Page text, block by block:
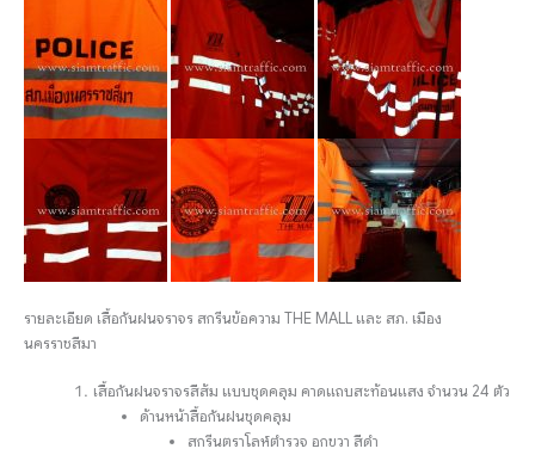
รายละเอียด เสื้อกันฝนจราจร สกรีนข้อความ THE MALL และ สภ. เมือง
นครราชสีมา
เสื้อกันฝนจราจรสีส้ม แบบชุดคลุม คาดแถบสะท้อนแสง จำนวน 24 ตัว
ด้านหน้าสื้อกันฝนชุดคลุม
สกรีนตราโลห์ตำรวจ อกขวา สีดำ